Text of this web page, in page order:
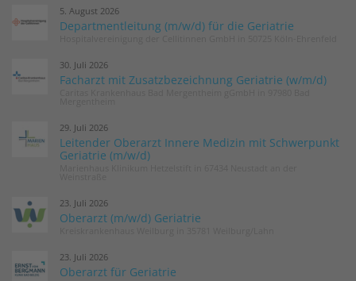
5. August 2026
Departmentleitung (m/w/d) für die Geriatrie
30. Juli 2026
Facharzt mit Zusatzbezeichnung Geriatrie (w/m/d)
29. Juli 2026
Leitender Oberarzt Innere Medizin mit Schwerpunkt
Geriatrie (m/w/d)
23. Juli 2026
Oberarzt (m/w/d) Geriatrie
23. Juli 2026
Oberarzt für Geriatrie